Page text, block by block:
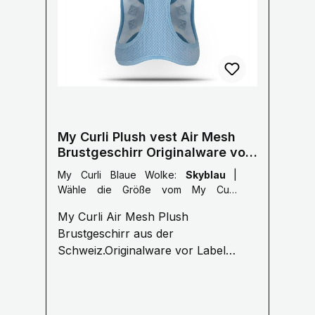
My Curli Plush vest Air Mesh
Brustgeschirr Originalware vor
Labelumstellung
My Curli Blaue Wolke: Skyblau
Wähle die Größe vom My Curli
Brustumfang
My Curli Air Mesh Plush
Brustgeschirr aus der
Schweiz.Originalware vor Label